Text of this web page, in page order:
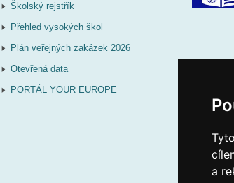
a
Školský rejstřík
Přehled vysokých škol
Plán veřejných zakázek 2026
Otevřená data
PORTÁL YOUR EUROPE